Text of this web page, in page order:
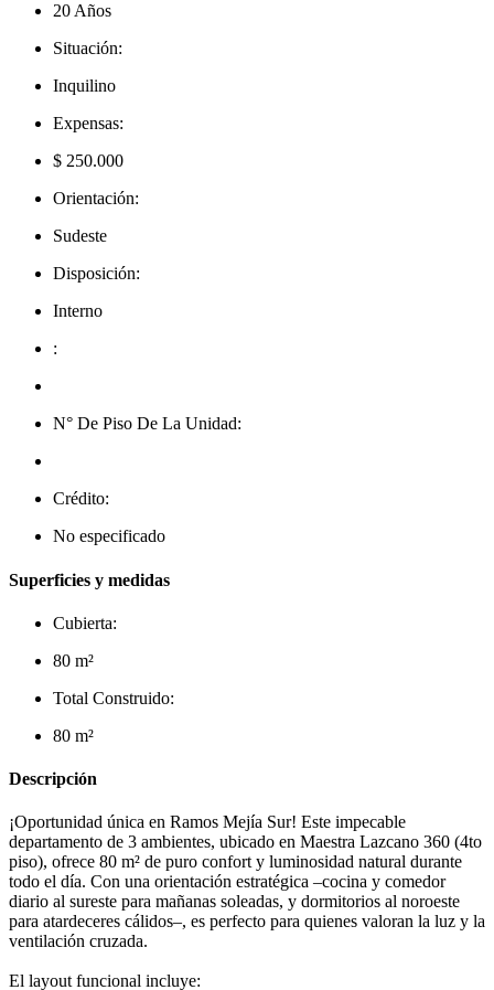
20 Años
Situación:
Inquilino
Expensas:
$ 250.000
Orientación:
Sudeste
Disposición:
Interno
:
N° De Piso De La Unidad:
Crédito:
No especificado
Superficies y medidas
Cubierta:
80 m²
Total Construido:
80 m²
Descripción
¡Oportunidad única en Ramos Mejía Sur! Este impecable
departamento de 3 ambientes, ubicado en Maestra Lazcano 360 (4to
piso), ofrece 80 m² de puro confort y luminosidad natural durante
todo el día. Con una orientación estratégica –cocina y comedor
diario al sureste para mañanas soleadas, y dormitorios al noroeste
para atardeceres cálidos–, es perfecto para quienes valoran la luz y la
ventilación cruzada.
El layout funcional incluye: